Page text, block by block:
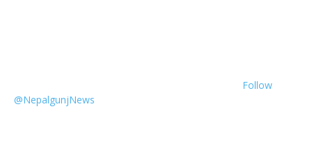
Follow
@NepalgunjNews